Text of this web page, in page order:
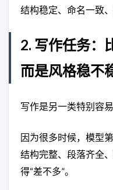
结构稳定、命名一致
2. 写作任务：
而是风格稳不
写作是另一类特别容
因为很多时候，模型
结构完整、段落齐全
得“差不多”。